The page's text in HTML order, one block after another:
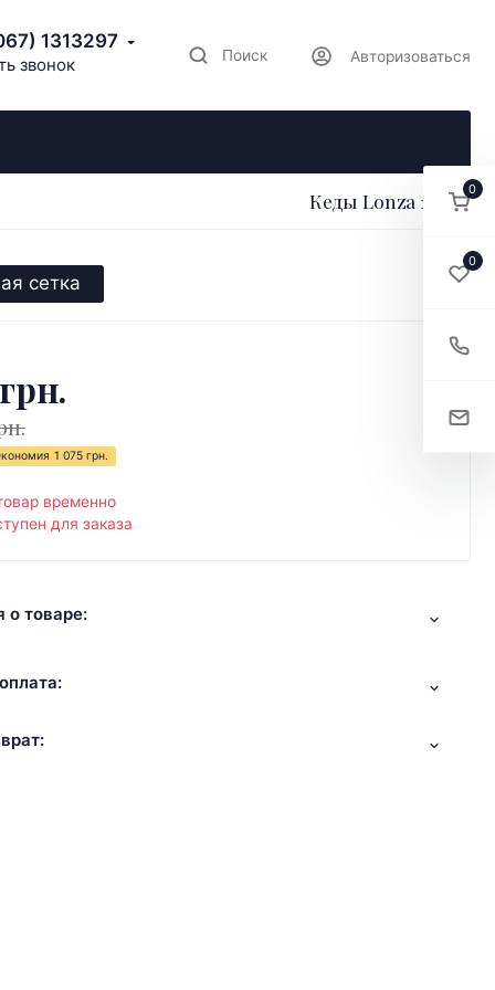
1313297
звонок Поиск Авторизоваться
Кеды Lonza 171578
сетка
1 075 грн.
временно
для заказа
о товаре:
0
0